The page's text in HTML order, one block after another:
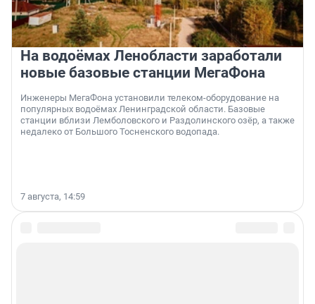
На водоёмах Ленобласти заработали
новые базовые станции МегаФона
Инженеры МегаФона установили телеком-оборудование на
популярных водоёмах Ленинградской области. Базовые
станции вблизи Лемболовского и Раздолинского озёр, а также
недалеко от Большого Тосненского водопада.
7 августа, 14:59